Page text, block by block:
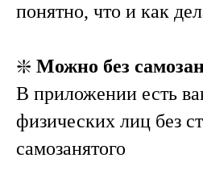
понятно, что и как
❇️ Можно без
В приложении есть
физических лиц без
самозанятого